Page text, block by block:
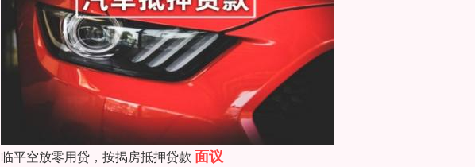
临平空放零用贷，按揭房抵押贷款 面议